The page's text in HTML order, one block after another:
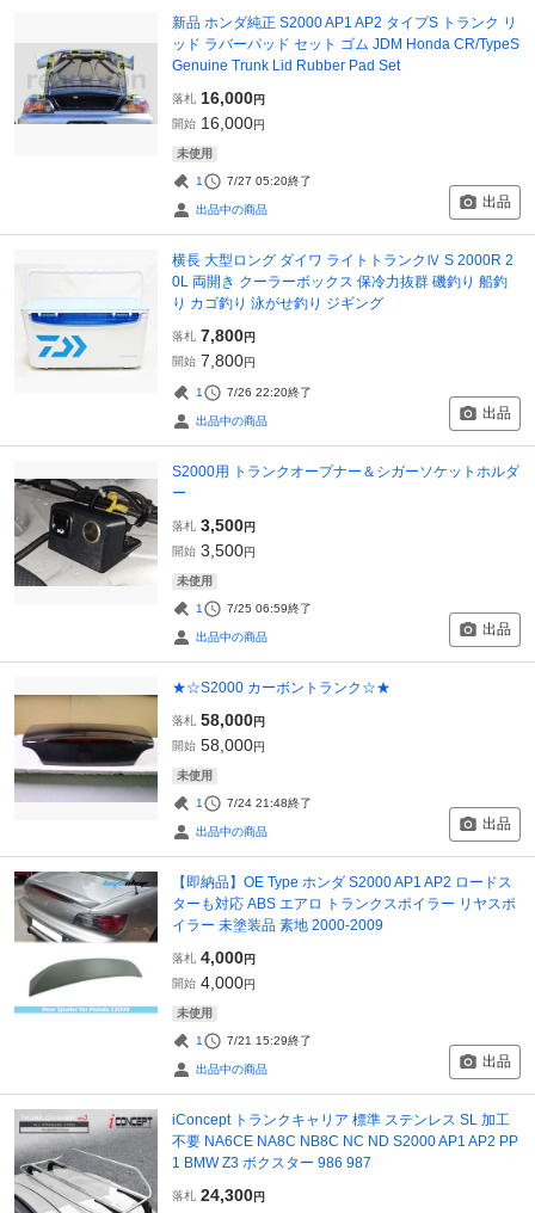
新品 ホンダ純正 S2000 AP1 AP2 タイプS トランク リ
ッド ラバーパッド セット ゴム JDM Honda CR/TypeS
Genuine Trunk Lid Rubber Pad Set
落札 16,000円
開始 16,000円
未使用
1 7/27 05:20終了
出品中の商品 出品
横長 大型ロング ダイワ ライトトランクⅣ S 2000R 2
0L 両開き クーラーボックス 保冷力抜群 磯釣り 船釣
り カゴ釣り 泳がせ釣り ジギング
落札 7,800円
開始 7,800円
1 7/26 22:20終了
出品中の商品 出品
S2000用 トランクオープナー＆シガーソケットホルダ
ー
落札 3,500円
開始 3,500円
未使用
1 7/25 06:59終了
出品中の商品 出品
★☆S2000 カーボントランク☆★
落札 58,000円
開始 58,000円
未使用
1 7/24 21:48終了
出品中の商品 出品
【即納品】OE Type ホンダ S2000 AP1 AP2 ロードス
ターも対応 ABS エアロ トランクスポイラー リヤスポ
イラー 未塗装品 素地 2000-2009
落札 4,000円
開始 4,000円
未使用
1 7/21 15:29終了
出品中の商品 出品
iConcept トランクキャリア 標準 ステンレス SL 加工
不要 NA6CE NA8C NB8C NC ND S2000 AP1 AP2 PP
1 BMW Z3 ボクスター 986 987
落札 24,300円